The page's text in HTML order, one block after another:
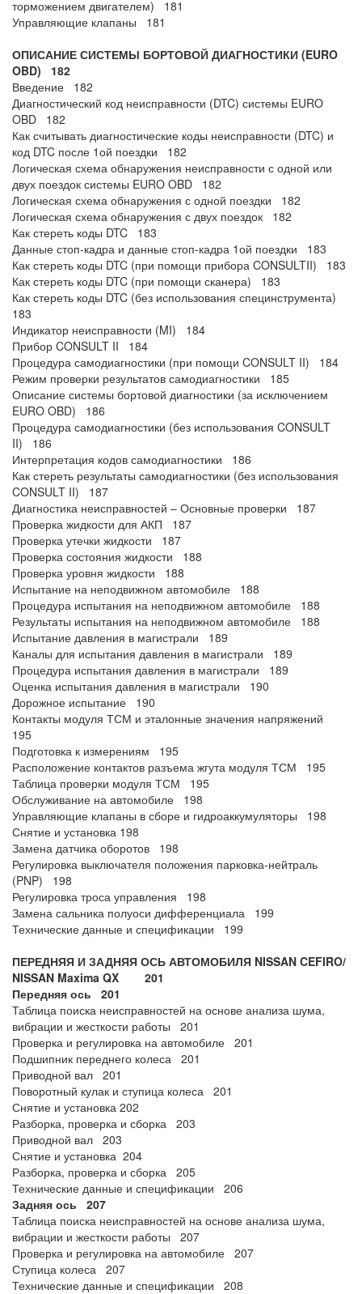
торможением двигателем) 181
Управляющие клапаны 181
ОПИСАНИЕ СИСТЕМЫ БОРТОВОЙ ДИАГНОСТИКИ (EURO
OBD) 182
Введение 182
Диагностический код неисправности (DTC) системы EURO
OBD 182
Как считывать диагностические коды неисправности (DTC) и
код DTC после 1ой поездки 182
Логическая схема обнаружения неисправности с одной или
двух поездок системы EURO OBD 182
Логическая схема обнаружения с одной поездки 182
Логическая схема обнаружения с двух поездок 182
Как стереть коды DTC 183
Данные стоп-кадра и данные стоп-кадра 1ой поездки 183
Как стереть коды DTC (при помощи прибора CONSULTII) 183
Как стереть коды DTC (при помощи сканера) 183
Как стереть коды DTC (без использования специнструмента)
183
Индикатор неисправности (MI) 184
Прибор CONSULT II 184
Процедура самодиагностики (при помощи CONSULT II) 184
Режим проверки результатов самодиагностики 185
Описание системы бортовой диагностики (за исключением
EURO OBD) 186
Процедура самодиагностики (без использования CONSULT
II) 186
Интерпретация кодов самодиагностики 186
Как стереть результаты самодиагностики (без использования
CONSULT II) 187
Диагностика неисправностей – Основные проверки 187
Проверка жидкости для АКП 187
Проверка утечки жидкости 187
Проверка состояния жидкости 188
Проверка уровня жидкости 188
Испытание на неподвижном автомобиле 188
Процедура испытания на неподвижном автомобиле 188
Результаты испытания на неподвижном автомобиле 188
Испытание давления в магистрали 189
Каналы для испытания давления в магистрали 189
Процедура испытания давления в магистрали 189
Оценка испытания давления в магистрали 190
Дорожное испытание 190
Контакты модуля ТСМ и эталонные значения напряжений
195
Подготовка к измерениям 195
Расположение контактов разъема жгута модуля ТСМ 195
Таблица проверки модуля ТСМ 195
Обслуживание на автомобиле 198
Управляющие клапаны в сборе и гидроаккумуляторы 198
Снятие и установка 198
Замена датчика оборотов 198
Регулировка выключателя положения парковка-нейтраль
(PNP) 198
Регулировка троса управления 198
Замена сальника полуоси дифференциала 199
Технические данные и спецификации 199
ПЕРЕДНЯЯ И ЗАДНЯЯ ОСЬ АВТОМОБИЛЯ NISSAN CEFIRO/
NISSAN Maxima QX 201
Передняя ось 201
Таблица поиска неисправностей на основе анализа шума,
вибрации и жесткости работы 201
Проверка и регулировка на автомобиле 201
Подшипник переднего колеса 201
Приводной вал 201
Поворотный кулак и ступица колеса 201
Снятие и установка 202
Разборка, проверка и сборка 203
Приводной вал 203
Снятие и установка 204
Разборка, проверка и сборка 205
Технические данные и спецификации 206
Задняя ось 207
Таблица поиска неисправностей на основе анализа шума,
вибрации и жесткости работы 207
Проверка и регулировка на автомобиле 207
Ступица колеса 207
Технические данные и спецификации 208